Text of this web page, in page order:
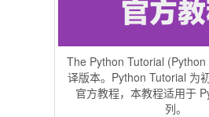
The Python Tutorial
译版本。Python Tutorial 为
官方教程，本教程适用于
列。